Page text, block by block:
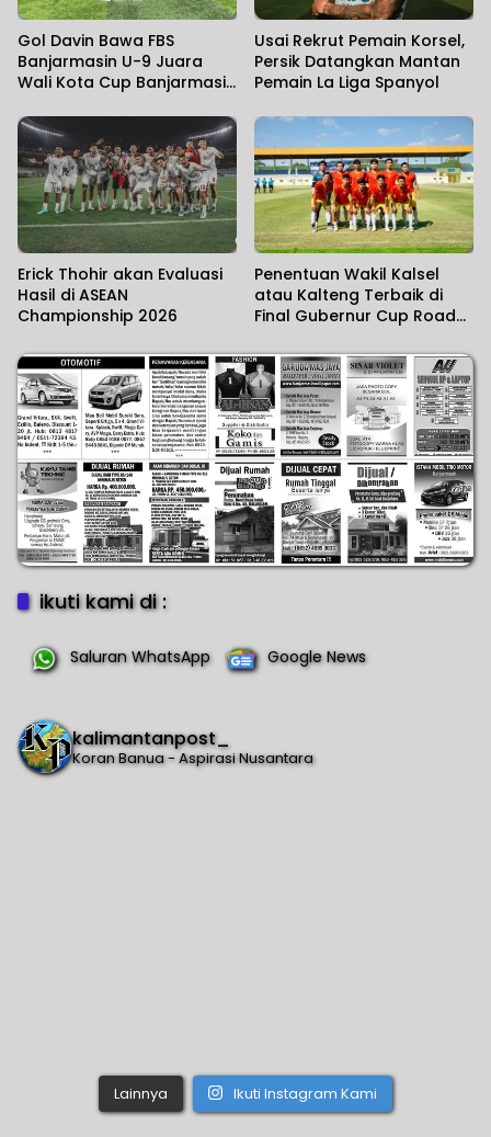
Gol Davin Bawa FBS
Banjarmasin U-9 Juara
Wali Kota Cup Banjarmasin
Usai Rekrut Pemain Korsel,
Persik Datangkan Mantan
Pemain La Liga Spanyol
Erick Thohir akan Evaluasi
Hasil di ASEAN
Championship 2026
Penentuan Wakil Kalsel
atau Kalteng Terbaik di
Final Gubernur Cup Road
ikuti kami di :
Saluran WhatsApp Google News
kalimantanpost_
Koran Banua - Aspirasi Nusantara
Lainnya Ikuti Instagram Kami